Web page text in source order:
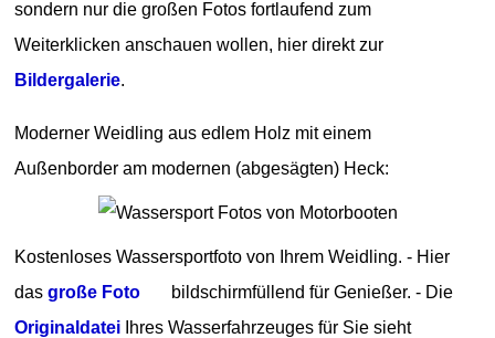
sondern nur die großen Fotos fortlaufend zum
Weiterklicken anschauen wollen, hier direkt zur
Bildergalerie.
Moderner Weidling aus edlem Holz mit einem
Außenborder am modernen (abgesägten) Heck:
Kostenloses Wassersportfoto von Ihrem Weidling. - Hier
dasgroße Foto
bildschirmfüllend für Genießer. - Die
Originaldatei Ihres Wasserfahrzeuges für Sie sieht